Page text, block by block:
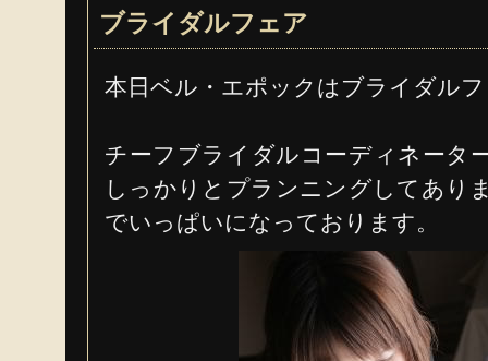
ブライダルフェア
本日ベル・エポックはブライダル
チーフブライダルコーディネータ
しっかりとプランニングしてあり
でいっぱいになっております。